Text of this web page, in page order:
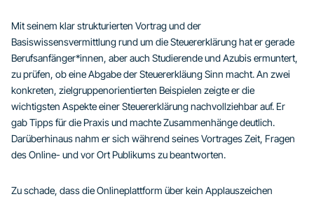
Mit seinem klar strukturierten Vortrag und der
Basiswissensvermittlung rund um die Steuererklärung hat er gerade
Berufsanfänger*innen, aber auch Studierende und Azubis ermuntert,
zu prüfen, ob eine Abgabe der Steuererkläung Sinn macht. An zwei
konkreten, zielgruppenorientierten Beispielen zeigte er die
wichtigsten Aspekte einer Steuererklärung nachvollziehbar auf. Er
gab Tipps für die Praxis und machte Zusammenhänge deutlich.
Darüberhinaus nahm er sich während seines Vortrages Zeit, Fragen
des Online- und vor Ort Publikums zu beantworten.
Zu schade, dass die Onlineplattform über kein Applauszeichen